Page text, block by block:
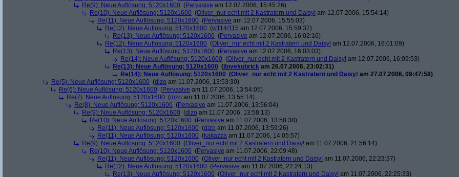
Re(9): Neue Auflösung: 5120x1600 (Pervasive am 12.07.2006, 15:45:26)
Re(10): Neue Auflösung: 5120x1600 (Oliver_nur echt mit 2 Kastratern und Daisy! am 12.07.2006, 15:54:14)
Re(11): Neue Auflösung: 5120x1600 (Pervasive am 12.07.2006, 15:55:03)
Re(12): Neue Auflösung: 5120x1600 (w114/115 am 12.07.2006, 15:59:37)
Re(13): Neue Auflösung: 5120x1600 (Pervasive am 12.07.2006, 16:02:16)
Re(12): Neue Auflösung: 5120x1600 (Oliver_nur echt mit 2 Kastratern und Daisy! am 12.07.2006, 16:01:09)
Re(13): Neue Auflösung: 5120x1600 (Pervasive am 12.07.2006, 16:03:03)
Re(14): Neue Auflösung: 5120x1600 (Oliver_nur echt mit 2 Kastratern und Daisy! am 12.07.2006, 16:09:53)
Re(13): Neue Auflösung: 5120x1600 (ilovekubrick am 26.07.2006, 23:02:31)
Re(14): Neue Auflösung: 5120x1600 (Oliver_nur echt mit 2 Kastratern und Daisy! am 27.07.2006, 09:47:58)
Re(5): Neue Auflösung: 5120x1600 (dizo am 11.07.2006, 13:53:30)
Re(6): Neue Auflösung: 5120x1600 (Pervasive am 11.07.2006, 13:54:05)
Re(7): Neue Auflösung: 5120x1600 (dizo am 11.07.2006, 13:55:14)
Re(8): Neue Auflösung: 5120x1600 (Pervasive am 11.07.2006, 13:56:04)
Re(9): Neue Auflösung: 5120x1600 (dizo am 11.07.2006, 13:58:13)
Re(10): Neue Auflösung: 5120x1600 (Pervasive am 11.07.2006, 13:58:38)
Re(11): Neue Auflösung: 5120x1600 (dizo am 11.07.2006, 13:59:26)
Re(11): Neue Auflösung: 5120x1600 (kakazza am 11.07.2006, 14:05:57)
Re(9): Neue Auflösung: 5120x1600 (Oliver_nur echt mit 2 Kastratern und Daisy! am 11.07.2006, 21:56:14)
Re(10): Neue Auflösung: 5120x1600 (Pervasive am 11.07.2006, 22:09:48)
Re(11): Neue Auflösung: 5120x1600 (Oliver_nur echt mit 2 Kastratern und Daisy! am 11.07.2006, 22:23:37)
Re(12): Neue Auflösung: 5120x1600 (Pervasive am 11.07.2006, 22:24:13)
Re(13): Neue Auflösung: 5120x1600 (Oliver_nur echt mit 2 Kastratern und Daisy! am 11.07.2006, 22:25:33)